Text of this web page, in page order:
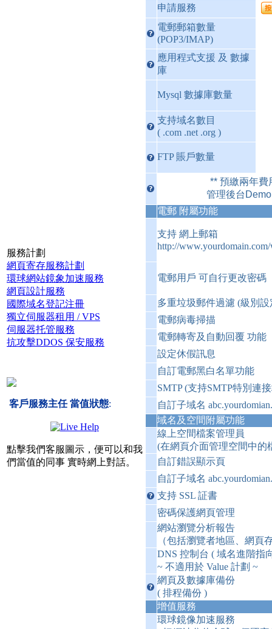
服務計劃
網頁寄存服務計劃
環球網站鏡象加速服務
網頁設計服務
國際域名登記注冊
獨立伺服器租用 / VPS
伺服器托管服務
抗攻擊DDOS 保安服務
客戶服務主任 當值狀態:
點擊我們客服圖示，便可以和我
們當值的同事 實時網上對話。
申請服務
電郵郵箱數量
(POP3/IMAP)
應用程式支援 及 數據
庫
Mysql 數據庫數量
支持域名數目
( .com .net .org )
FTP 賬戶數量
** 預繳兩年費
管理後台
電郵 附屬功能
支持 網上郵箱
http://
電郵用戶 可自行更改密碼
多重垃圾郵件過濾 (級別設
電郵病毒掃描
電郵轉寄及自動回覆 功能
設定休假訊息
自訂電郵黑白名單功能
SMTP (支持SMTP特別連
自訂子域名
域名及空間附屬功能
線上空間檔案管理員
(在網頁介面管理空間中的
自訂錯誤顯示頁
自訂子域名
支持 SSL 証書
密碼保護網頁管理
網站瀏覽分析報告
（包括瀏覽者地區、網頁
DNS 控制台 ( 域名進階指
~ 不適用於 Value 計劃 ~
網頁及數據庫備份
( 排程備份 )
增值服務
環球鏡像加速服務